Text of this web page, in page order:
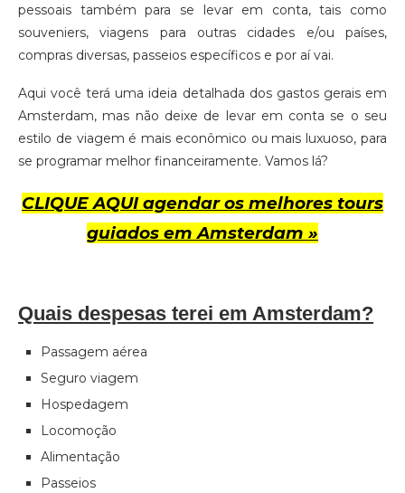
pessoais também para se levar em conta, tais como
souveniers, viagens para outras cidades e/ou países,
compras diversas, passeios específicos e por aí vai.
Aqui você terá uma ideia detalhada dos gastos gerais em
Amsterdam, mas não deixe de levar em conta se o seu
estilo de viagem é mais econômico ou mais luxuoso, para
se programar melhor financeiramente. Vamos lá?
CLIQUE AQUI agendar os melhores tours
guiados em Amsterdam »
Quais despesas terei em Amsterdam?
Passagem aérea
Seguro viagem
Hospedagem
Locomoção
Alimentação
Passeios